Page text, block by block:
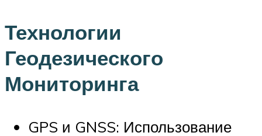
Технологии
Геодезического
Мониторинга
GPS и GNSS: Использование